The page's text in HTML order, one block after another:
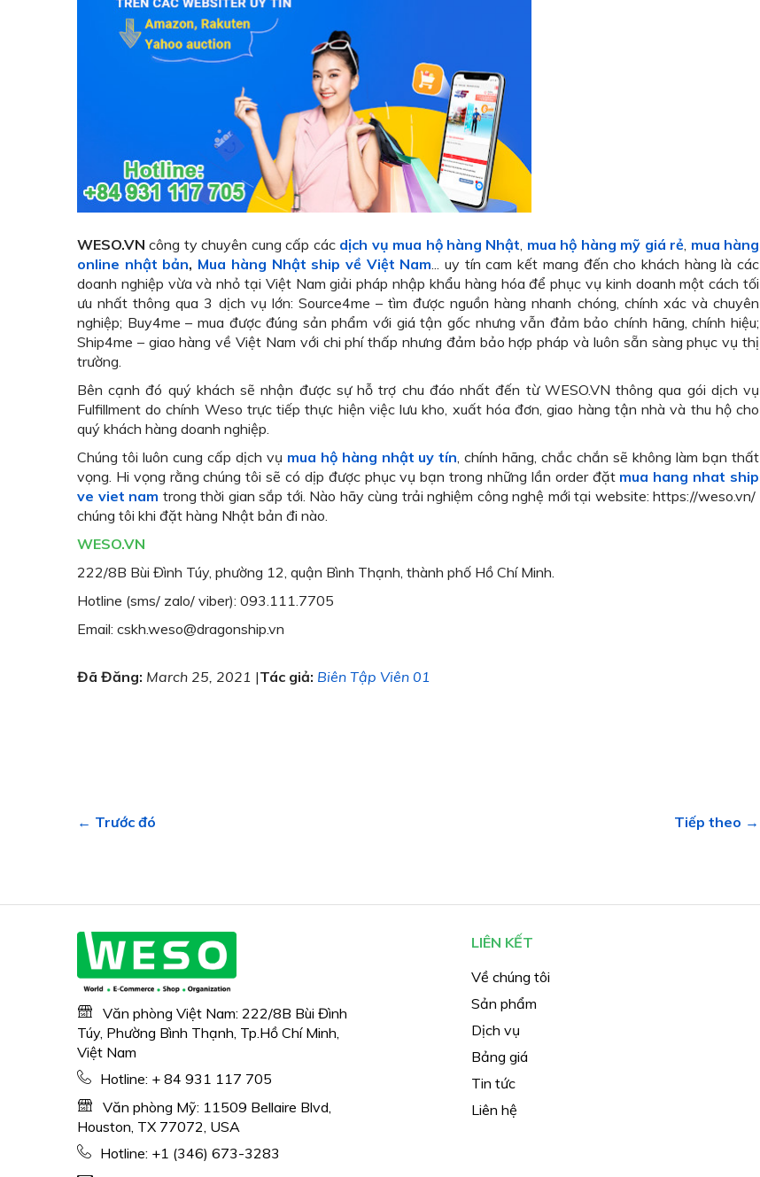
WESO.VN công ty chuyên cung cấp các dịch vụ mua hộ hàng Nhật mua hộ hàng mỹ giá rẻ mua hàng
online nhật bản, Mua hàng Nhật ship về Việt Nam ... uy tín cam kết mang đến cho khách hàng là các
doanh nghiệp vừa và nhỏ tại Việt Nam giải pháp nhập khẩu hàng hóa để phục vụ kinh doanh một cách tối
ưu nhất thông qua 3 dịch vụ lớn: Source4me – tìm được nguồn hàng nhanh chóng, chính xác và chuyên
nghiệp; Buy4me – mua được đúng sản phẩm với giá tận gốc nhưng vẫn đảm bảo chính hãng, chính hiệu;
Ship4me – giao hàng về Việt Nam với chi phí thấp nhưng đảm bảo hợp pháp và luôn sẵn sàng phục vụ thị
trường.
Bên cạnh đó quý khách sẽ nhận được sự hỗ trợ chu đáo nhất đến từ WESO.VN thông qua gói dịch vụ
Fulfillment do chính Weso trực tiếp thực hiện việc lưu kho, xuất hóa đơn, giao hàng tận nhà và thu hộ cho
quý khách hàng doanh nghiệp.
Chúng tôi luôn cung cấp dịch vụ mua hộ hàng nhật uy tín , chính hãng, chắc chắn sẽ không làm bạn thất
vọng. Hi vọng rằng chúng tôi sẽ có dịp được phục vụ bạn trong những lần order đặt mua hang nhat ship
ve viet nam trong thời gian sắp tới. Nào hãy cùng trải nghiệm công nghệ mới tại website: https://weso.vn/
chúng tôi khi đặt hàng Nhật bản đi nào.
WESO.VN
222/8B Bùi Đình Túy, phường 12, quận Bình Thạnh, thành phố Hồ Chí Minh.
Hotline (sms/ zalo/ viber): 093.111.7705
Email: cskh.weso@dragonship.vn
Đã Đăng: March 25, 2021 |Tác giả: Biên Tập Viên 01
← Trước đó Tiếp theo →
Văn phòng Việt Nam: 222/8B Bùi Đình
Túy, Phường Bình Thạnh, Tp.Hồ Chí Minh,
Việt Nam
Hotline: + 84 931 117 705
Văn phòng Mỹ: 11509 Bellaire Blvd,
Houston, TX 77072, USA
Hotline: +1 (346) 673-3283
LIÊN KẾT
Về chúng tôi
Sản phẩm
Dịch vụ
Bảng giá
Tin tức
Liên hệ